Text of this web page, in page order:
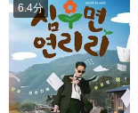
6.4分